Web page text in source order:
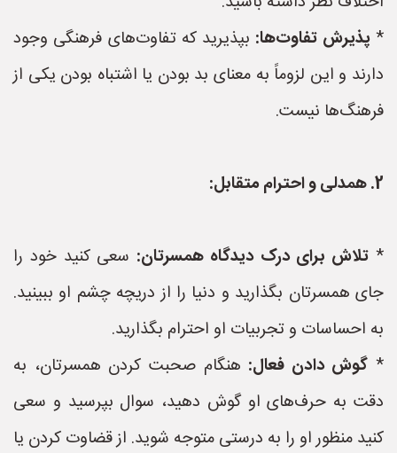
*پذیرش تفاوت‌ها: بپذیرید که تفاوت‌های فرهنگی وجود
دارند و این لزوماً به معنای بد بودن یا اشتباه بودن یکی از
فرهنگ‌ها نیست.
2. همدلی و احترام متقابل:
* تلاش برای درک دیدگاه همسرتان: سعی کنید خود را
جای همسرتان بگذارید و دنیا را از دریچه چشم او ببینید.
به احساسات و تجربیات او احترام بگذارید.
* گوش دادن فعال: هنگام صحبت کردن همسرتان، به
دقت به حرف‌های او گوش دهید، سوال بپرسید و سعی
کنید منظور او را به درستی متوجه شوید. از قضاوت کردن یا